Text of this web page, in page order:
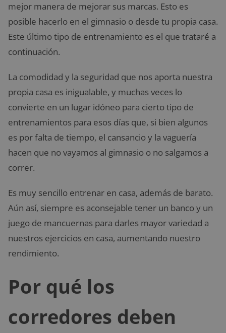
mejor manera de mejorar sus marcas. Esto es
posible hacerlo en el gimnasio o desde tu propia casa.
Este último tipo de entrenamiento es el que trataré a
continuación.
La comodidad y la seguridad que nos aporta nuestra
propia casa es inigualable, y muchas veces lo
convierte en un lugar idóneo para cierto tipo de
entrenamientos para esos días que, si bien algunos
es por falta de tiempo, el cansancio y la vaguería
hacen que no vayamos al gimnasio o no salgamos a
correr.
Es muy sencillo entrenar en casa, además de barato.
Aún así, siempre es aconsejable tener un banco y un
juego de mancuernas para darles mayor variedad a
nuestros ejercicios en casa, aumentando nuestro
rendimiento.
Por qué los
corredores deben